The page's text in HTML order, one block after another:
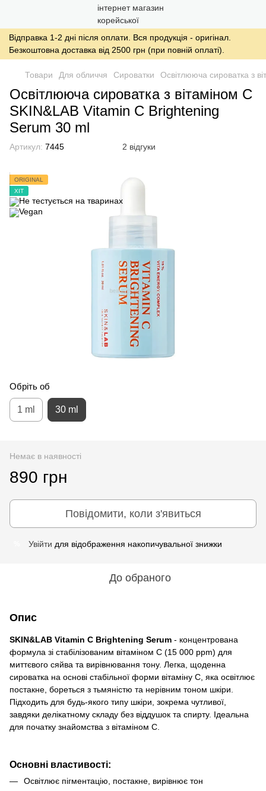
Відправка 1-2 дні після оплати. Вся продукція - оригінал.
Безкоштовна доставка від 2500 грн (при повній оплаті).
Товари Для обличчя Сироватки Освітлююча сироватка з
Освітлююча сироватка з вітаміном C
SKIN&LAB Vitamin C Brightening
Serum 30 ml
Артикул: 7445 2 відгуки
ORIGINAL
ХІТ
Обріть об
1 ml 30 ml
Немає в наявності
890 грн
Повідомити, коли з'явиться
Увійти для відображення накопичувальної знижки
До обраного
Опис
SKIN&LAB Vitamin C Brightening Serum - концентрована
формула зі стабілізованим вітаміном C (15 000 ppm) для
миттєвого сяйва та вирівнювання тону. Легка, щоденна
сироватка на основі стабільної форми вітаміну С, яка освітлює
постакне, бореться з тьмяністю та нерівним тоном шкіри.
Підходить для будь-якого типу шкіри, зокрема чутливої,
завдяки делікатному складу без віддушок та спирту. Ідеальна
для початку знайомства з вітаміном С.
Основні властивості:
Освітлює пігментацію, постакне, вирівнює тон